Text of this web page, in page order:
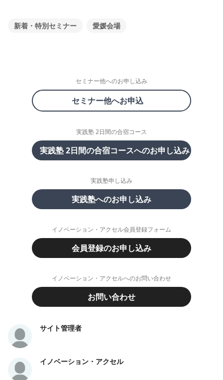
新着・特別セミナー 愛媛会場
セミナー他へのお申し込み
セミナー他へお申込
実践塾 2日間の合宿コース
実践塾 2日間の合宿コースへのお申し込み
実践塾申し込み
実践塾へのお申し込み
イノベーション・アクセル会員登録フォーム
会員登録のお申し込み
イノベーション・アクセルへのお問い合わせ
お問い合わせ
サイト管理者
イノベーション・アクセル